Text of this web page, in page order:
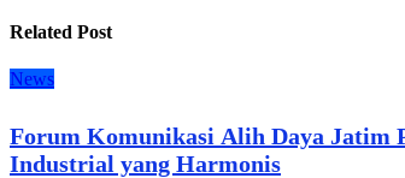
Related Post
News
Forum Komunikasi Alih Daya Jatim
Industrial yang Harmonis